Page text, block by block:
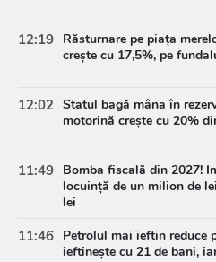
12:19 Răsturnare pe piața
crește cu 17,5%, pe
12:02 Statul bagă mâna în
motorină crește cu 20%
11:49 Bomba fiscală din 2027!
locuință de un milion de
lei
11:46 Petrolul mai ieftin reduce
ieftinește cu 21 de bani,